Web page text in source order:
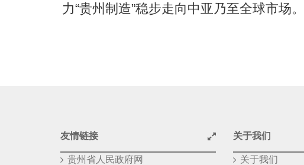
力“贵州制造”稳步走向中亚乃至全球市场。
友情链接
贵州省人民政府网
关于我们
关于我们